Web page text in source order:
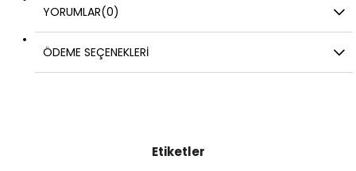
YORUMLAR(0)
ÖDEME SEÇENEKLERI
Etiketler